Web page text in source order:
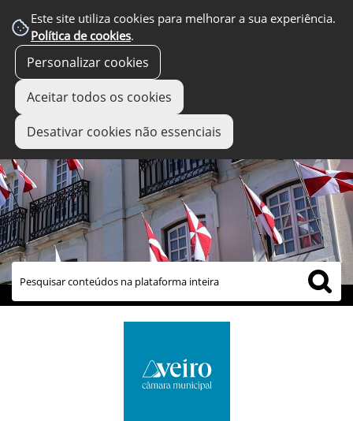
Este site utiliza cookies para melhorar a sua experiência.
Política de cookies.
Personalizar cookies
Aceitar todos os cookies
Desativar cookies não essenciais
links úteis